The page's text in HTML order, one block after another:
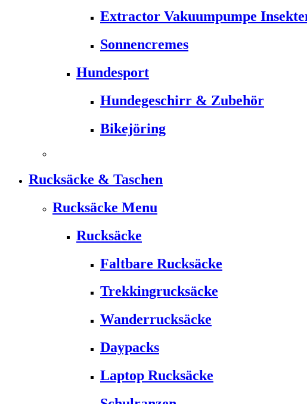
Extractor Vakuumpumpe
Sonnencremes
Hundesport
Hundegeschirr & Zubehör
Bikejöring
Rucksäcke & Taschen
Rucksäcke Menu
Rucksäcke
Faltbare Rucksäcke
Trekkingrucksäcke
Wanderrucksäcke
Daypacks
Laptop Rucksäcke